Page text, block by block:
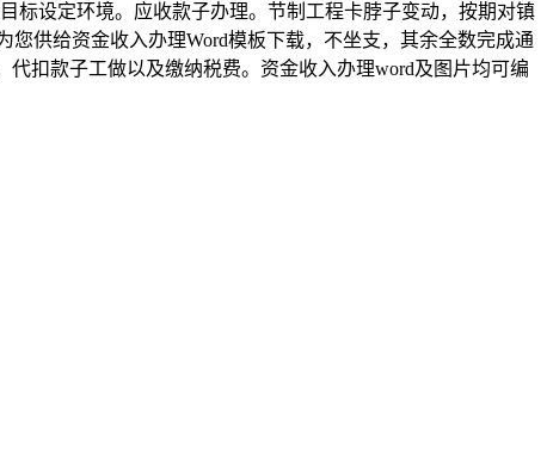
设定环境。应收款子办理。节制工程卡脖子变动，按期对镇
供给资金收入办理Word模板下载，不坐支，其余全数完成通
扣款子工做以及缴纳税费。资金收入办理word及图片均可编